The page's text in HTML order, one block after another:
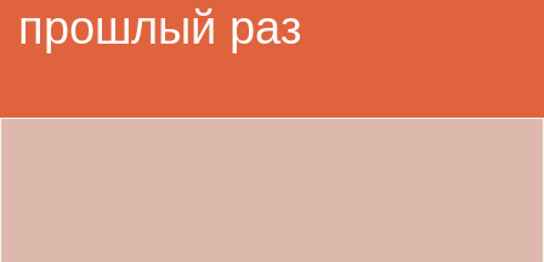
прошлый раз